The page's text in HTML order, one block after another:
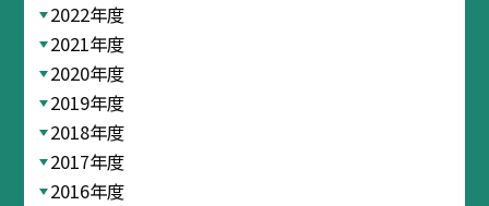
2022年度
2021年度
2020年度
2019年度
2018年度
2017年度
2016年度